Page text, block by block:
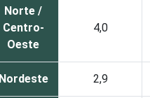
Norte /
Centro-
Oeste
4,0
Nordeste 2,9